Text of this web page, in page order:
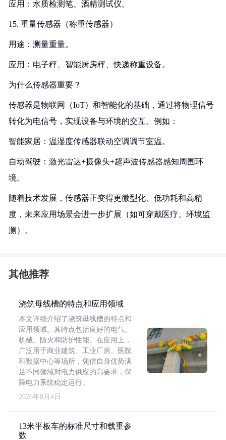
应用：水质检测笔、酒精测试仪。
15. 重量传感器（称重传感器）
用途：测量重量。
应用：电子秤、智能厨房秤、快递称重设备。
为什么传感器重要？
传感器是物联网（IoT）和智能化的基础，通过将物理信号
转化为电信号，实现设备与环境的交互。例如：
智能家居：温湿度传感器联动空调调节室温。
自动驾驶：激光雷达+摄像头+超声波传感器感知周围环
境。
随着技术发展，传感器正变得更微型化、低功耗和高精
度，未来应用场景会进一步扩展（如可穿戴医疗、环境监
测）。
其他推荐
浇筑母线槽的特点和应用领域
本文详细介绍了浇筑母线槽的特点和
应用领域。其特点包括良好的电气、
机械、防火和防护性能。在应用上，
广泛用于商业建筑、工业厂房、医院
和数据中心等场所，凭借自身优势满
足不同领域对电力供应的高要求，保
障电力系统稳定运行。
2026年8月4日
13米平板车的标准尺寸和载重参
数